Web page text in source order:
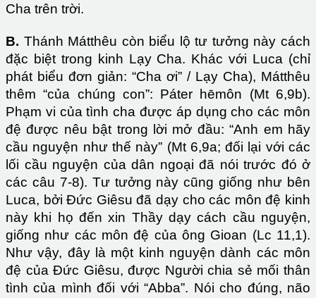
Cha trên trời.
B. Thánh Mátthêu còn biểu lộ tư tưởng này cách
đặc biệt trong kinh Lạy Cha. Khác với Luca (chỉ
phát biểu đơn giản: “Cha ơi” / Lạy Cha), Mátthêu
thêm “của chúng con”: Páter hēmôn (Mt 6,9b).
Phạm vi của tình cha được áp dụng cho các môn
đệ được nêu bật trong lời mở đầu: “Anh em hãy
cầu nguyện như thế này” (Mt 6,9a; đối lại với các
lối cầu nguyện của dân ngoại đã nói trước đó ở
các câu 7-8). Tư tưởng này cũng giống như bên
Luca, bởi Đức Giêsu đã dạy cho các môn đệ kinh
này khi họ đến xin Thầy dạy cách cầu nguyện,
giống như các môn đệ của ông Gioan (Lc 11,1).
Như vậy, đây là một kinh nguyện dành các môn
đệ của Đức Giêsu, được Người chia sẻ mối thân
tình của mình đối với “Abba”. Nói cho đúng, não